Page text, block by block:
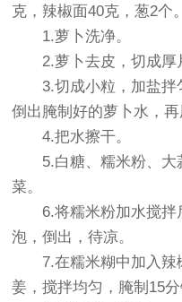
克，辣椒面40克，葱2个
1.萝卜洗净。
2.萝卜去皮，切成厚
3.切成小粒，加盐拌
倒出腌制好的萝卜水，再
4.把水擦干。
5.白糖、糯米粉、大
菜。
6.将糯米粉加水搅拌
泡，倒出，待凉。
7.在糯米糊中加入辣
姜，搅拌均匀，腌制15分